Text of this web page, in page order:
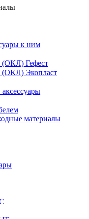
к ним
(ОКЛ) Гефест
(ОКЛ) Экопласт
материалы